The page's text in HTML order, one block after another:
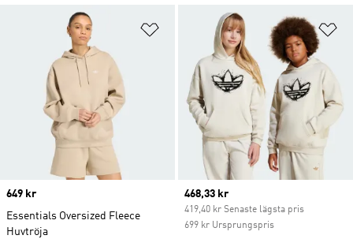
Lägg till på önskelistan
Price
649 kr
Essentials Oversized Fleece
Huvtröja
Current price
468,33 kr
419,40 kr Senaste lägsta pris
699 kr Ursprungspris